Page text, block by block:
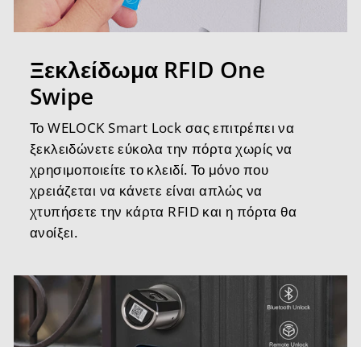
Ξεκλείδωμα RFID One
Swipe
Το WELOCK Smart Lock σας επιτρέπει να
ξεκλειδώνετε εύκολα την πόρτα χωρίς να
χρησιμοποιείτε το κλειδί. Το μόνο που
χρειάζεται να κάνετε είναι απλώς να
χτυπήσετε την κάρτα RFID και η πόρτα θα
ανοίξει.